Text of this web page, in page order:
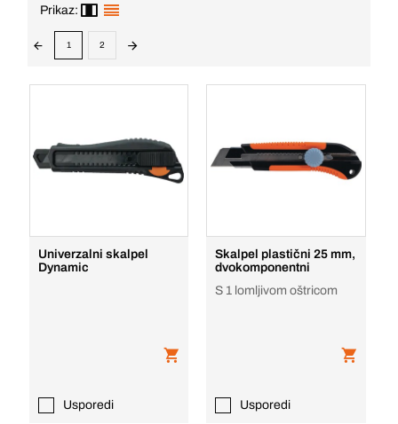
Prikaz:
1 2
Univerzalni skalpel
Dynamic
Usporedi
Skalpel plastični 25 mm,
dvokomponentni
S 1 lomljivom oštricom
Usporedi